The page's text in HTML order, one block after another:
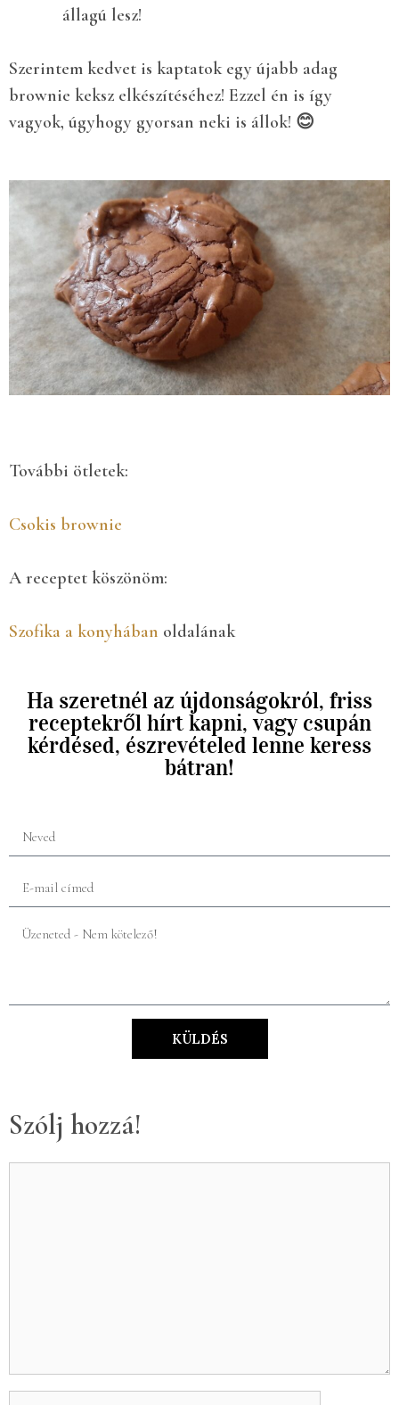
állagú lesz!
Szerintem kedvet is kaptatok egy újabb adag
brownie keksz elkészítéséhez! Ezzel én is így
vagyok, úgyhogy gyorsan neki is állok! 😊
További ötletek:
Csokis brownie
A receptet köszönöm:
Szofika a konyhában oldalának
Ha szeretnél az újdonságokról, friss
receptekről hírt kapni, vagy csupán
kérdésed, észrevételed lenne keress
bátran!
KÜLDÉS
Szólj hozzá!